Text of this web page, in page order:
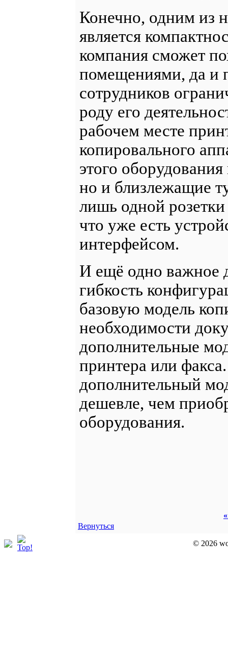
Конечно, одним из
является
компания сможет
помещениями, да и
сотрудников
роду его
рабочем месте
копировального
этого
но и близлежащие
лишь одной
что уже есть
интерфейсом.
И ещё одно важное
гибкость
базовую модель
необходимости
дополнительные
принтера или
дополнительный
дешевле, чем
оборудования.
Вернуться
© 2026